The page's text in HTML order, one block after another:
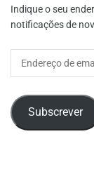
Indique o seu
notificações de
Subscrever